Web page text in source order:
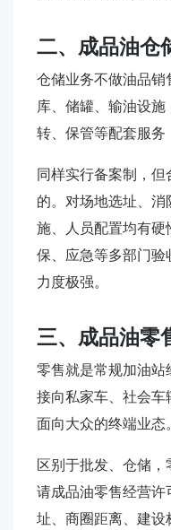
二、成品油仓
仓储业务不做油品销
库、储罐、输油设
转、保管等配套服务
同样实行备案制，
的。对场地选址、
施、人员配置均有硬
保、应急等多部门验
力度极强。
三、成品油零
零售就是常规加油站
接向私家车、社会车
面向大众的终端业态
区别于批发、仓储
请成品油零售经营许
址、商圈距离、建设